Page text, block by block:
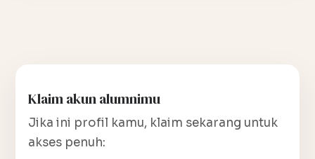
Klaim akun alumnimu
Jika ini profil kamu, klaim sekarang untuk
akses penuh: